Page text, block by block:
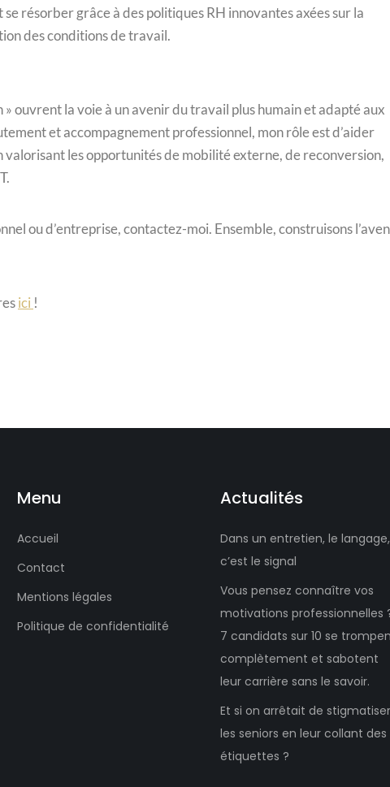
résorber grâce à des politiques RH innovantes axées sur la
des conditions de travail.
ouvrent la voie à un avenir du travail plus humain et adapté aux
et accompagnement professionnel, mon rôle est d’aider
valorisant les opportunités de mobilité externe, de reconversion,
ou d’entreprise, contactez-moi. Ensemble, construisons
ici !
Menu
Accueil
Contact
Mentions légales
Politique de confidentialité
Actualités
Dans un entretien, le langage,
c’est le signal
Vous pensez connaître vos
motivations professionnelles
7 candidats sur 10 se
complètement et sabotent
leur carrière sans le savoir.
Et si on arrêtait de stigmatiser
les seniors en leur collant des
étiquettes ?